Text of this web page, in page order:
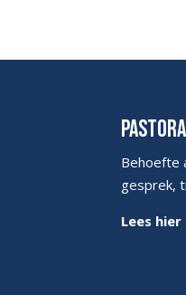
Behoefte
gesprek,
Lees